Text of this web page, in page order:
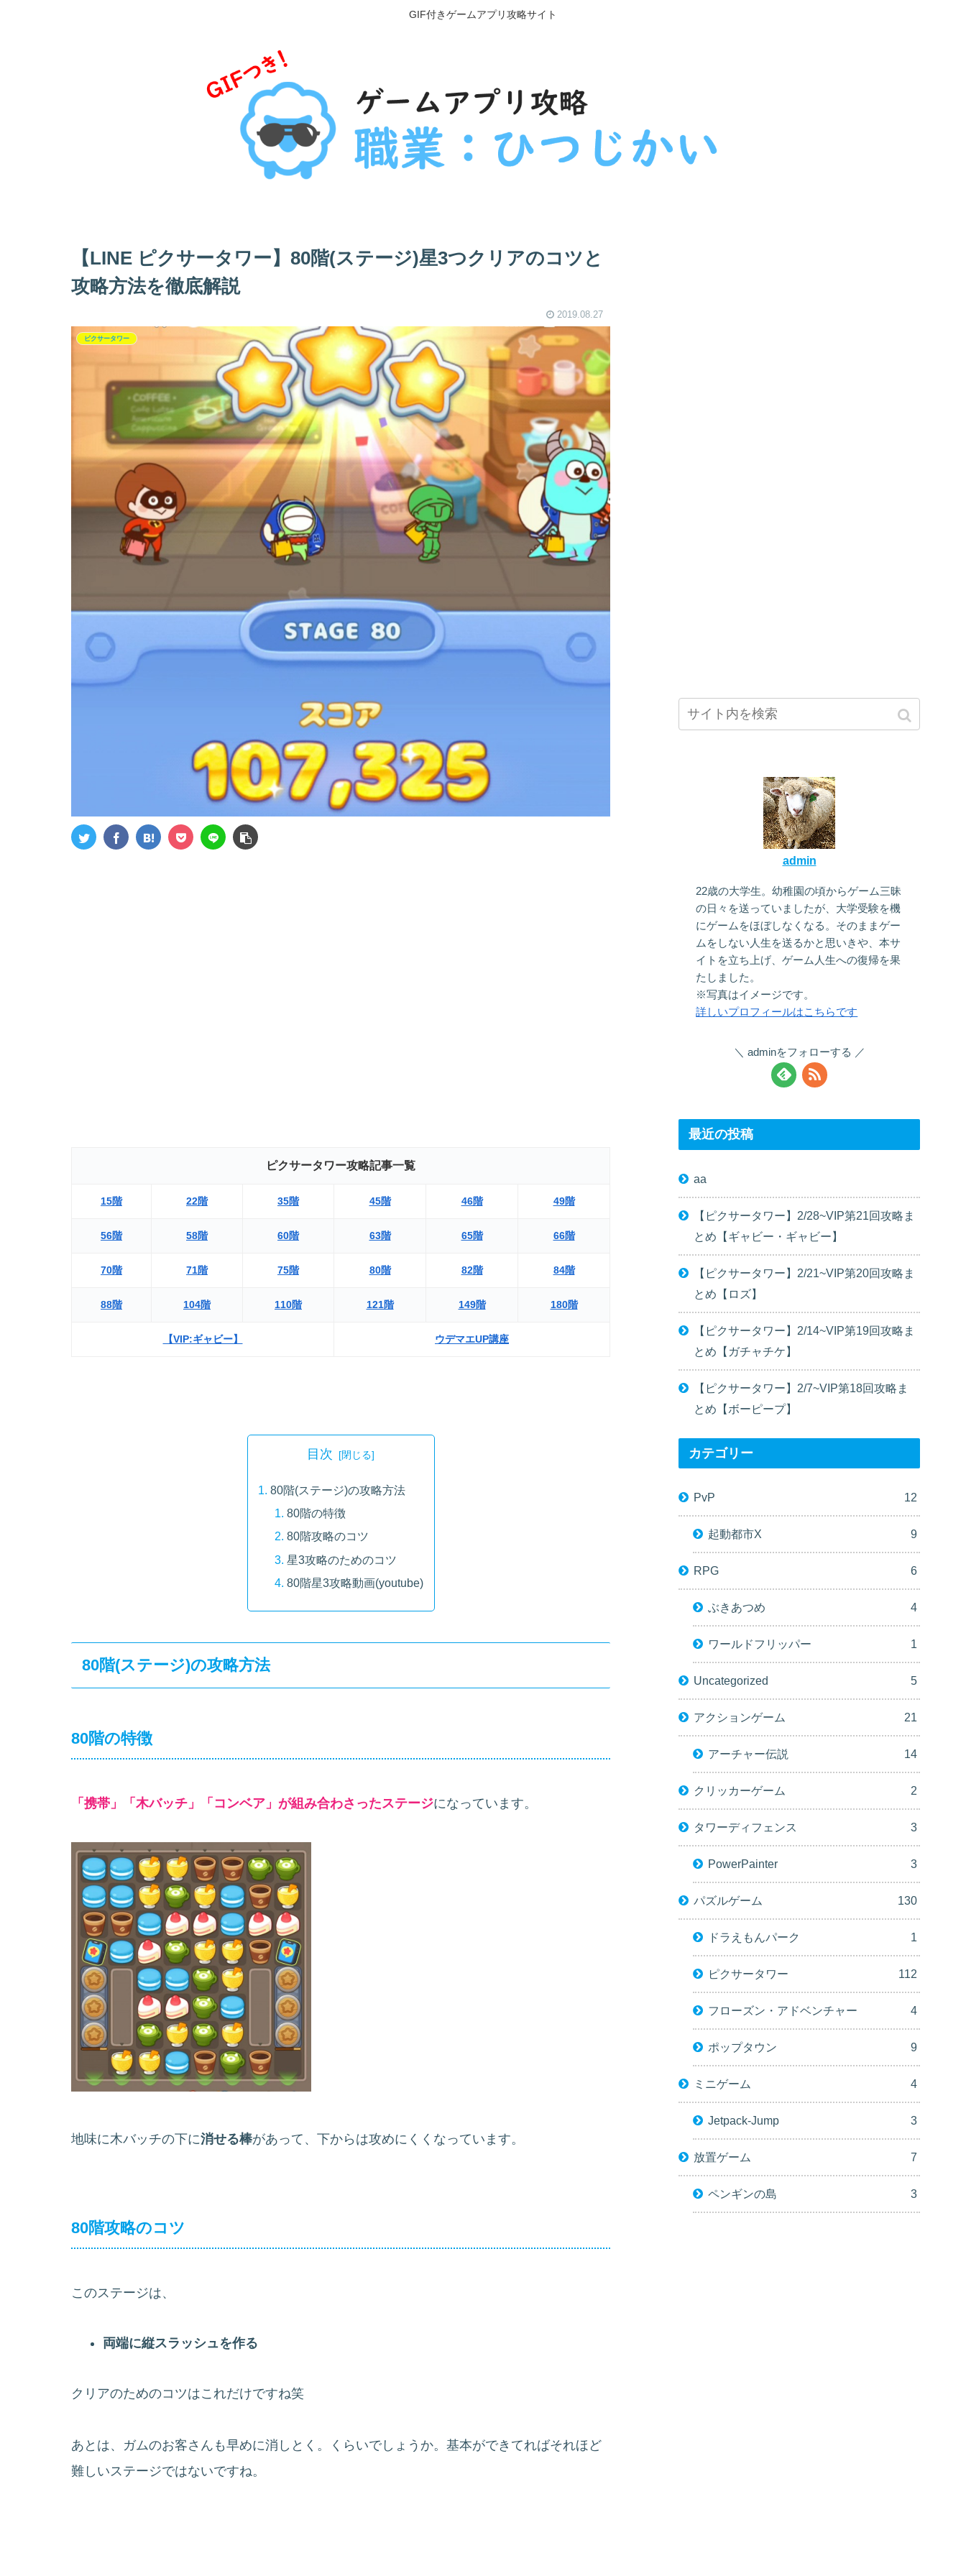
GIF付きゲームアプリ攻略サイト
【LINE ピクサータワー】80階(ステージ)星3つクリアのコツと
攻略方法を徹底解説
2019.08.27
ピクサータワー
ピクサータワー攻略記事一覧
15階 22階 35階 45階 46階 49階
56階 58階 60階 63階 65階 66階
70階 71階 75階 80階 82階 84階
88階 104階 110階 121階 149階 180階
【VIP:ギャビー】 ウデマエUP講座
目次
80階(ステージ)の攻略方法
80階の特徴
80階攻略のコツ
星3攻略のためのコツ
80階星3攻略動画(youtube)
80階(ステージ)の攻略方法
80階の特徴
「携帯」「木バッチ」「コンベア」が組み合わさったステージになっています。
地味に木バッチの下に消せる棒があって、下からは攻めにくくなっています。
80階攻略のコツ
このステージは、
両端に縦スラッシュを作る
クリアのためのコツはこれだけですね笑
あとは、ガムのお客さんも早めに消しとく。くらいでしょうか。基本ができてればそれほど
難しいステージではないですね。
admin
22歳の大学生。幼稚園の頃からゲーム三昧
の日々を送っていましたが、大学受験を機
にゲームをほぼしなくなる。そのままゲー
ムをしない人生を送るかと思いきや、本サ
イトを立ち上げ、ゲーム人生への復帰を果
たしました。
※写真はイメージです。
詳しいプロフィールはこちらです
adminをフォローする
最近の投稿
aa
【ピクサータワー】2/28~VIP第21回攻略ま
とめ【ギャビー・ギャビー】
【ピクサータワー】2/21~VIP第20回攻略ま
とめ【ロズ】
【ピクサータワー】2/14~VIP第19回攻略ま
とめ【ガチャチケ】
【ピクサータワー】2/7~VIP第18回攻略ま
とめ【ボーピープ】
カテゴリー
PvP 12
起動都市X 9
RPG 6
ぶきあつめ 4
ワールドフリッパー 1
Uncategorized 5
アクションゲーム 21
アーチャー伝説 14
クリッカーゲーム 2
タワーディフェンス 3
PowerPainter 3
パズルゲーム 130
ドラえもんパーク 1
ピクサータワー 112
フローズン・アドベンチャー 4
ポップタウン 9
ミニゲーム 4
Jetpack-Jump 3
放置ゲーム 7
ペンギンの島 3